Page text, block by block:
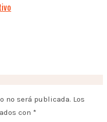
no será publicada. Los
con *